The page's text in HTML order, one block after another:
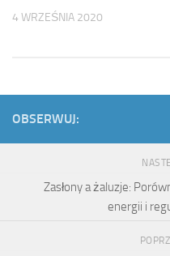
4 WRZEŚNIA 2020
OBSERWUJ:
Zasłony a żaluzje:
energii i